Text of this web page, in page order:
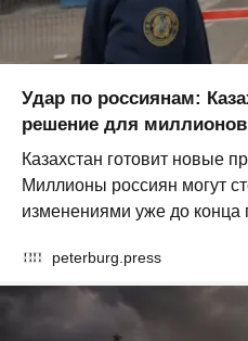
Удар по россиянам:
решение для
Казахстан готовит новые
Миллионы россиян могут
изменениями уже до конца
peterburg.press